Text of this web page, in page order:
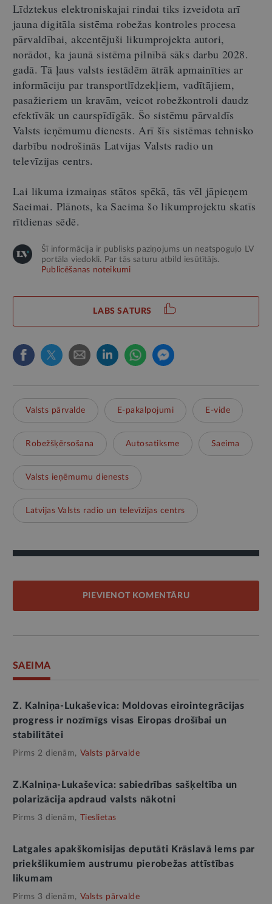
Līdztekus elektroniskajai rindai tiks izveidota arī
jauna digitāla sistēma robežas kontroles procesa
pārvaldībai, akcentējuši likumprojekta autori,
norādot, ka jaunā sistēma pilnībā sāks darbu 2028.
gadā. Tā ļaus valsts iestādēm ātrāk apmainīties ar
informāciju par transportlīdzekļiem, vadītājiem,
pasažieriem un kravām, veicot robežkontroli daudz
efektīvāk un caurspīdīgāk. Šo sistēmu pārvaldīs
Valsts ieņēmumu dienests. Arī šīs sistēmas tehnisko
darbību nodrošinās Latvijas Valsts radio un
televīzijas centrs.
Lai likuma izmaiņas stātos spēkā, tās vēl jāpieņem
Saeimai. Plānots, ka Saeima šo likumprojektu skatīs
rītdienas sēdē.
Šī informācija ir publisks paziņojums un neatspoguļo LV
portāla viedokli. Par tās saturu atbild iesūtītājs.
Publicēšanas noteikumi
LABS SATURS
Valsts pārvalde E-pakalpojumi E-vide
Robežšķērsošana Autosatiksme Saeima
Valsts ieņēmumu dienests
Latvijas Valsts radio un televīzijas centrs
PIEVIENOT KOMENTĀRU
SAEIMA
Z. Kalniņa-Lukaševica: Moldovas eirointegrācijas
progress ir nozīmīgs visas Eiropas drošībai un
stabilitātei
Pirms 2 dienām, Valsts pārvalde
Z.Kalniņa-Lukaševica: sabiedrības sašķeltība un
polarizācija apdraud valsts nākotni
Pirms 3 dienām, Tieslietas
Latgales apakškomisijas deputāti Krāslavā lems par
priekšlikumiem austrumu pierobežas attīstības
likumam
Pirms 3 dienām, Valsts pārvalde